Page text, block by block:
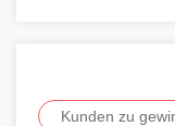
Kunden zu